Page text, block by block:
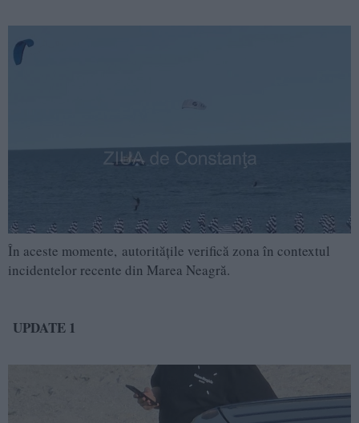
În aceste momente, autoritățile verifică zona în contextul
incidentelor recente din Marea Neagră.
UPDATE 1